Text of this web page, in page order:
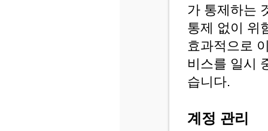
가 통제하는
통제 없이 위
효과적으로
비스를 일시
습니다.
계정 관리